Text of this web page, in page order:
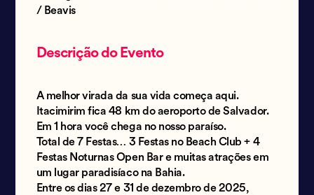
/ Beavis
Descrição do Evento
A melhor virada da sua vida começa aqui.
Itacimirim fica 48 km do aeroporto de Salvador.
Em 1 hora você chega no nosso paraíso.
Total de 7 Festas… 3 Festas no Beach Club + 4
Festas Noturnas Open Bar e muitas atrações em
um lugar paradisíaco na Bahia.
Entre os dias 27 e 31 de dezembro de 2025,